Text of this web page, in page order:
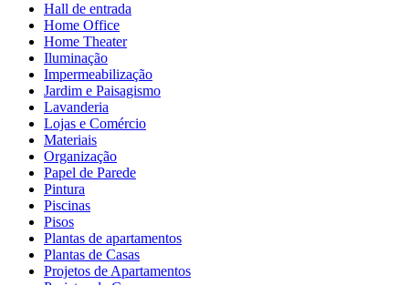
Hall de entrada
Home Office
Home Theater
Iluminação
Impermeabilização
Jardim e Paisagismo
Lavanderia
Lojas e Comércio
Materiais
Organização
Papel de Parede
Pintura
Piscinas
Pisos
Plantas de apartamentos
Plantas de Casas
Projetos de Apartamentos